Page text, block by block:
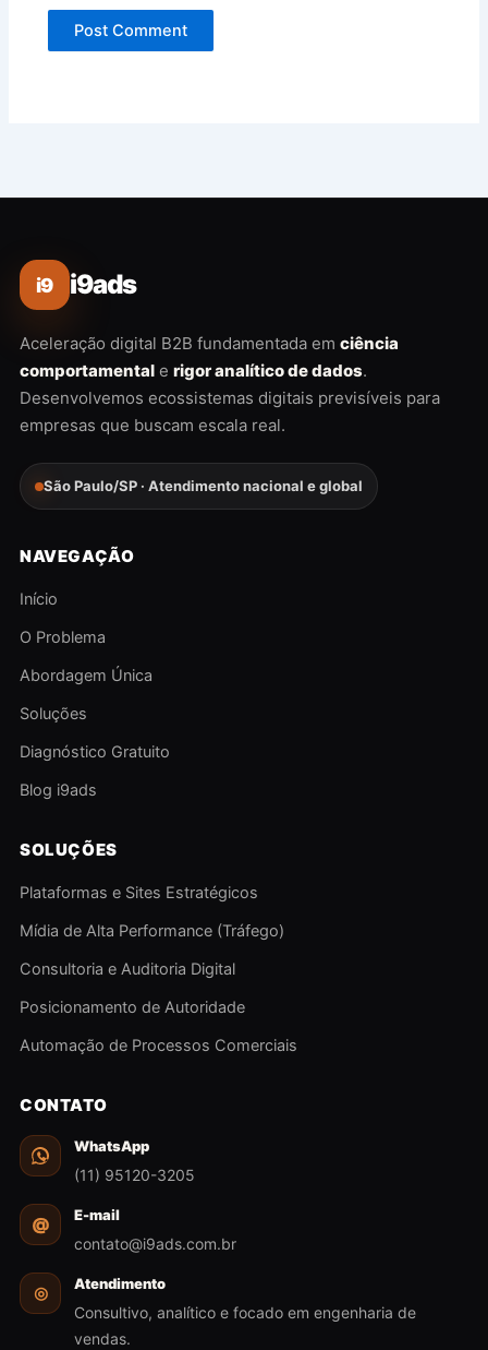
i9 i9ads
Aceleração digital B2B fundamentada em ciência
comportamental e rigor analítico de dados.
Desenvolvemos ecossistemas digitais previsíveis para
empresas que buscam escala real.
São Paulo/SP · Atendimento nacional e global
NAVEGAÇÃO
Início
O Problema
Abordagem Única
Soluções
Diagnóstico Gratuito
Blog i9ads
SOLUÇÕES
Plataformas e Sites Estratégicos
Mídia de Alta Performance (Tráfego)
Consultoria e Auditoria Digital
Posicionamento de Autoridade
Automação de Processos Comerciais
CONTATO
WhatsApp
(11) 95120-3205
@ E-mail
contato@i9ads.com.br
◎ Atendimento
Consultivo, analítico e focado em engenharia de
vendas.